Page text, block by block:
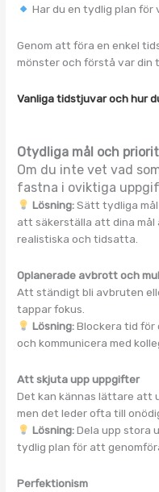
Har du en tydlig plan för
Genom att föra en enkel
mönster och förstå var din
Vanliga tidstjuvar och hur
Otydliga mål och
Om du inte vet vad
fastna i oviktiga
Lösning:Sätt tydliga mål
att säkerställa att dina mål
realistiska och tidsatta.
Oplanerade avbrott och
Att ständigt bli avbruten
tappar fokus.
Lösning:Blockera tid för
och kommunicera med
Att skjuta upp uppgifter
Det kan kännas lättare att
men det leder ofta till
Lösning:Dela upp stora
tydlig plan för att
Perfektionism